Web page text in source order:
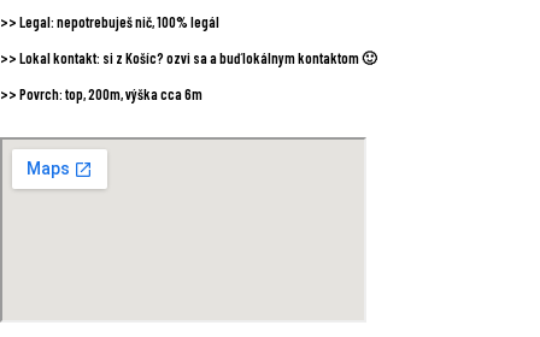
>> Legal: nepotrebuješ nič, 100% legál
>> Lokal kontakt: si z Košíc? ozvi sa a buď lokálnym kontaktom 🙂
>> Povrch: top, 200m, výška cca 6m